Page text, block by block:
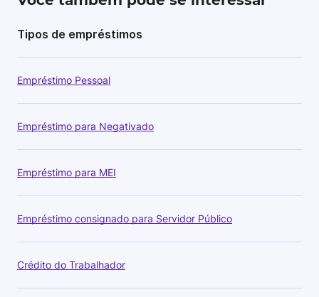
Tipos de empréstimos
Empréstimo Pessoal
Empréstimo para Negativado
Empréstimo para MEI
Empréstimo consignado para Servidor Público
Crédito do Trabalhador